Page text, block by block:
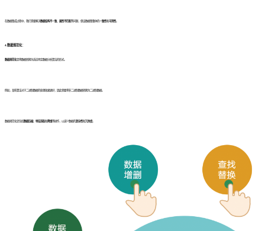
在数据集成过程中，我们需要解决 数据结构不一致、 属性不匹配等问题，保证数据集整体的一致性和 可用性。
4.数据规范化：
数据规范化是将数据转换为适应特定数据分析算法的形式。
例如，某些算法对于二进制数据的处理效果更好，因此需要将非二进制数据转换为二进制数据。
数据规范化还包括 数据压缩、 特征选取和 降维 等操作，以减少数据的复杂性和 冗余度。